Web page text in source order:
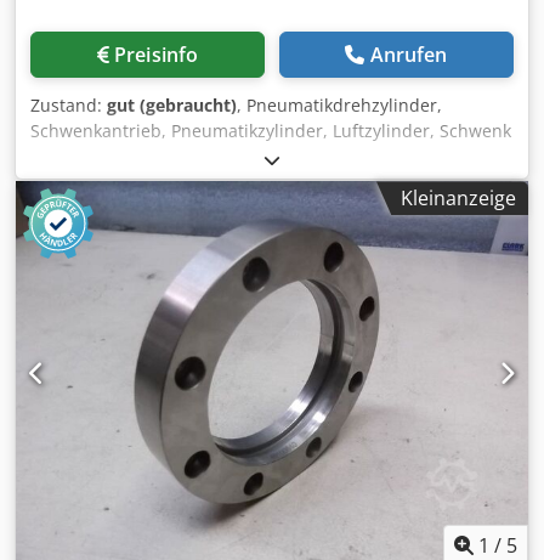
Preisinfo Anrufen
Zustand: gut (gebraucht), Pneumatikdrehzylinder,
Schwenkantrieb, Pneumatikzylinder, Luftzylinder, Schwenk
Greifeinheit,Universalschwenkeinheit -Hersteller: Schunk /
Festo Universalschwenkeinheit mit 2x Schwenk-
Greifeinheit -Schwenkeinheit: Schunk SRU+35
Dksdpfxeutuwhj Agfjr -Schwenk-Greifeinheit: Festo HGDS-
PP-16-P1-A-B 2 Stück -Abgabe/Preis: komplett -
Abmessungen: 345/240/H150 mm -Gewicht: 5,1 kg
Kleinanzeige
1 / 5